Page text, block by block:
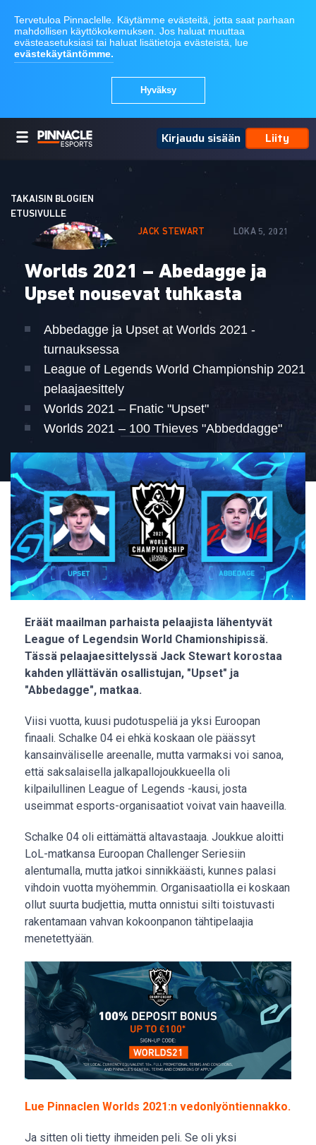
Kirjaudu sisään Liity
TAKAISIN BLOGIEN
ETUSIVULLE
JACK STEWART LOKA 5, 2021
Worlds 2021 – Abedagge ja
Upset nousevat tuhkasta
Abbedagge ja Upset at Worlds 2021 -
turnauksessa
League of Legends World Championship 2021
pelaajaesittely
Worlds 2021 – Fnatic "Upset"
Worlds 2021 – 100 Thieves "Abbeddagge"
Eräät maailman parhaista pelaajista lähentyvät
League of Legendsin World Chamionshipissä.
Tässä pelaajaesittelyssä Jack Stewart korostaa
kahden yllättävän osallistujan, "Upset" ja
"Abbedagge", matkaa.
Viisi vuotta, kuusi pudotuspeliä ja yksi Euroopan
finaali. Schalke 04 ei ehkä koskaan ole päässyt
kansainväliselle areenalle, mutta varmaksi voi sanoa,
että saksalaisella jalkapallojoukkueella oli
kilpailullinen League of Legends -kausi, josta
useimmat esports-organisaatiot voivat vain haaveilla.
Schalke 04 oli eittämättä altavastaaja. Joukkue aloitti
LoL-matkansa Euroopan Challenger Seriesiin
alentumalla, mutta jatkoi sinnikkäästi, kunnes palasi
vihdoin vuotta myöhemmin. Organisaatiolla ei koskaan
ollut suurta budjettia, mutta onnistui silti toistuvasti
rakentamaan vahvan kokoonpanon tähtipelaajia
menetettyään.
Lue Pinnaclen Worlds 2021:n vedonlyöntiennakko.
Ja sitten oli tietty ihmeiden peli. Se oli yksi